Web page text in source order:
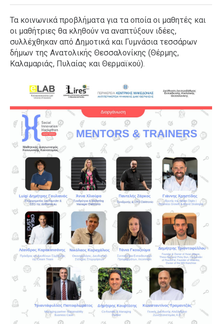
Τα κοινωνικά προβλήματα για τα οποία οι μαθητές και
οι μαθήτριες θα κληθούν να αναπτύξουν ιδέες,
συλλέχθηκαν από Δημοτικά και Γυμνάσια τεσσάρων
δήμων της Ανατολικής Θεσσαλονίκης (Θέρμης,
Καλαμαριάς, Πυλαίας και Θερμαϊκού).